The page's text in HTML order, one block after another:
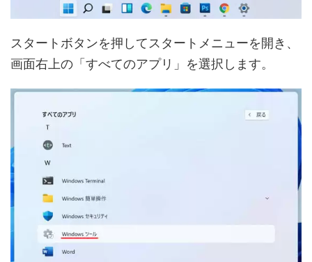
スタートボタンを押してスタートメニューを開き、
画面右上の「すべてのアプリ」を選択します。